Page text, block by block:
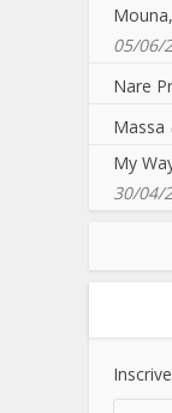
05/06/
Nare
Massa
My
30/04/